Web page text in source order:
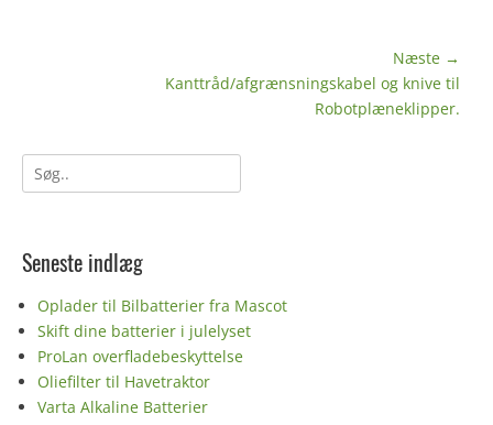
Næste →
Kanttråd/afgrænsningskabel og knive til
Robotplæneklipper.
Søg
efter:
Seneste indlæg
Oplader til Bilbatterier fra Mascot
Skift dine batterier i julelyset
ProLan overfladebeskyttelse
Oliefilter til Havetraktor
Varta Alkaline Batterier